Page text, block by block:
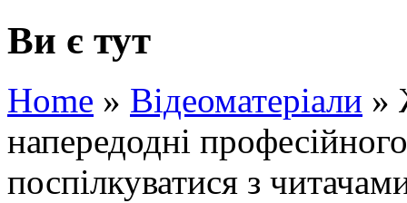
Ви є тут
Home » Відеоматеріали »
напередодні
поспілкуватися з